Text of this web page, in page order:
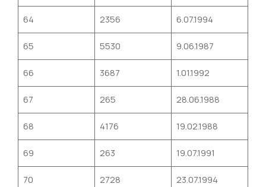
64 2356 6.07.1994
65 5530 9.06.1987
66 3687 1.01.1992
67 265 28.06.1988
68 4176 19.02.1988
69 263 19.07.1991
70 2728 23.07.1994